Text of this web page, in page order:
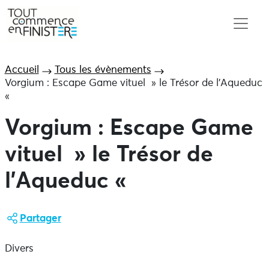
Accueil
Tous les évènements
Vorgium : Escape Game vituel » le Trésor de l’Aqueduc
«
Vorgium : Escape Game
vituel » le Trésor de
l’Aqueduc «
Partager
Divers